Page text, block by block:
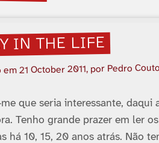
IN THE LIFE
em21 October 2011, por Pedro
me que seria interessante,
Tenho grande prazer em ler
há 10, 15, 20 anos atrás. Não